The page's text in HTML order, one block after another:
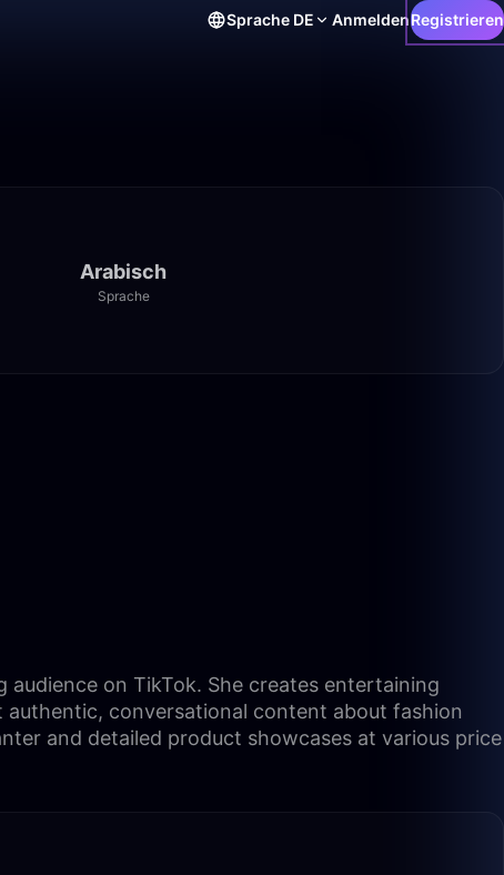
Sprache DE AnmeldenRegistrieren
Arabisch
Sprache
on TikTok. She creates entertaining
conversational content about fashion
and detailed product showcases at various price